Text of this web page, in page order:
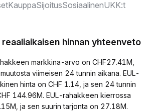
KauppaSijoitusSosiaalinenUKK:t
hinnan yhteenveto
markkina-arvo on CHF27.41M,
viimeisen 24 tunnin aikana. EUL-
hinta on CHF 1.14, ja sen 24 tunnin
144.96M. EUL-rahakkeen kierrossa
ja sen suurin tarjonta on 27.18M.